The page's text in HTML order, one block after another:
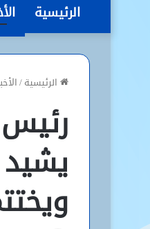
الرئيسية
الرئيسية/